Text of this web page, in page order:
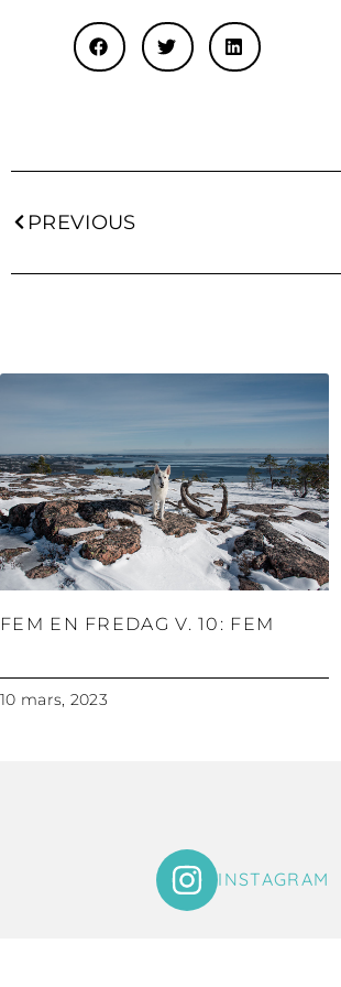
PREVIOUS
FEM EN FREDAG V. 10: FEM
10 mars, 2023
INSTAGRAM